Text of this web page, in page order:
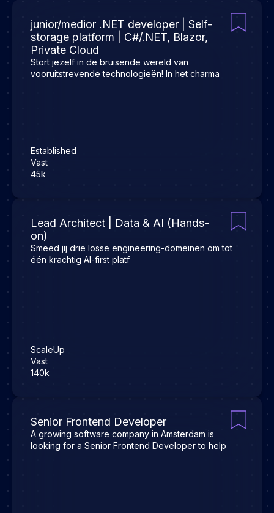
junior/medior .NET developer | Self-
storage platform | C#/.NET, Blazor,
Private Cloud
Stort jezelf in de bruisende wereld van
vooruitstrevende technologieën! In het charma
Established
Vast
45k
Lead Architect | Data & AI (Hands-
on)
Smeed jij drie losse engineering-domeinen om tot
één krachtig AI-first platf
ScaleUp
Vast
140k
Senior Frontend Developer
A growing software company in Amsterdam is
looking for a Senior Frontend Developer to help